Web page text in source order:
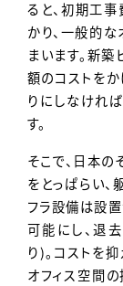
ると、初期工
かり、一般的
まいます。新
額のコストを
りにしなけれ
す。
そこで、日本
をとっぱらい
フラ設備は設
可能にし、退
り)。コストを
オフィス空間